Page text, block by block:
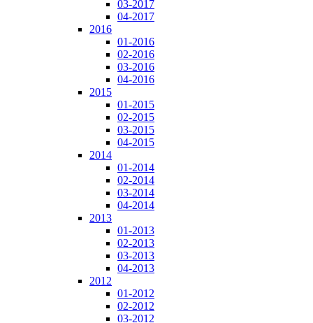
03-2017
04-2017
2016
01-2016
02-2016
03-2016
04-2016
2015
01-2015
02-2015
03-2015
04-2015
2014
01-2014
02-2014
03-2014
04-2014
2013
01-2013
02-2013
03-2013
04-2013
2012
01-2012
02-2012
03-2012